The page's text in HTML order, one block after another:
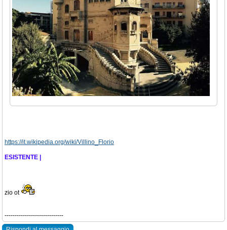
https://it.wikipedia.org/wiki/Villino_Florio
ESISTENTE |
zio ot
-----------------------------